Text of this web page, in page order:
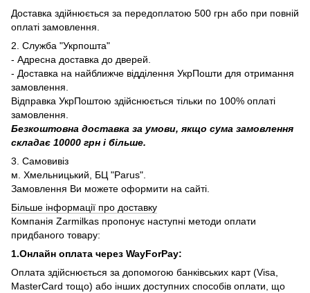
Доставка здійнюється за передоплатою 500 грн або при повній
оплаті замовлення.
2. Служба "Укрпошта"
- Адресна доставка до дверей.
- Доставка на найближче відділення УкрПошти для отримання
замовлення.
Відправка УкрПоштою здійснюється тільки по 100% оплаті
замовлення.
Безкоштовна доставка за умови, якщо сума замовлення
складає 10000 грн і більше.
3. Самовивіз
м. Хмельницький, БЦ "Parus".
Замовлення Ви можете оформити на сайті.
Більше інформації про доставку
Компанія Zarmilkas пропонує наступні методи оплати
придбаного товару:
1.Онлайн оплата через WayForPay:
Оплата здійснюється за допомогою банківських карт (Visa,
MasterCard тощо) або інших доступних способів оплати, що